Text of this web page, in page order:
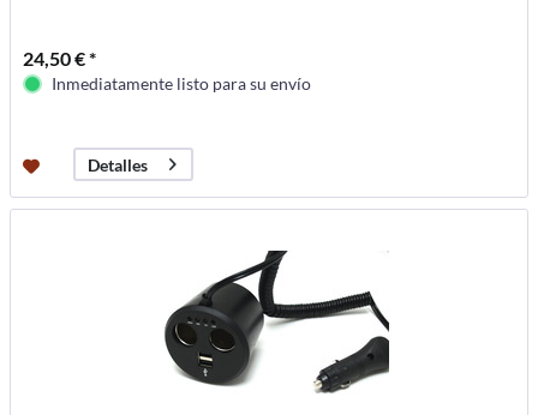
24,50 € *
Inmediatamente listo para su envío
Detalles